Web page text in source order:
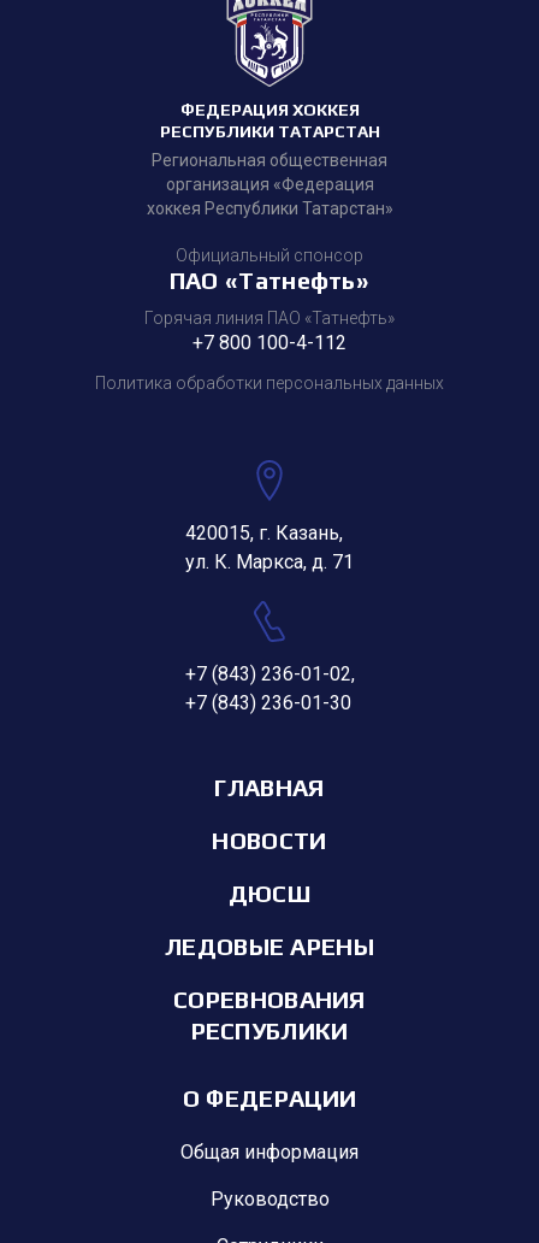
ФЕДЕРАЦИЯ ХОККЕЯ
РЕСПУБЛИКИ ТАТАРСТАН
Региональная общественная
организация «Федерация
хоккея Республики Татарстан»
Официальный спонсор
ПАО «Татнефть»
Горячая линия ПАО «Татнефть»
+7 800 100-4-112
Политика обработки персональных данных
420015, г. Казань,
ул. К. Маркса, д. 71
+7 (843) 236-01-02,
+7 (843) 236-01-30
ГЛАВНАЯ
НОВОСТИ
ДЮСШ
ЛЕДОВЫЕ АРЕНЫ
СОРЕВНОВАНИЯ
РЕСПУБЛИКИ
О ФЕДЕРАЦИИ
Общая информация
Руководство